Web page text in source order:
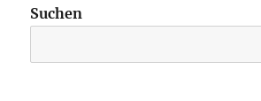
Suchen